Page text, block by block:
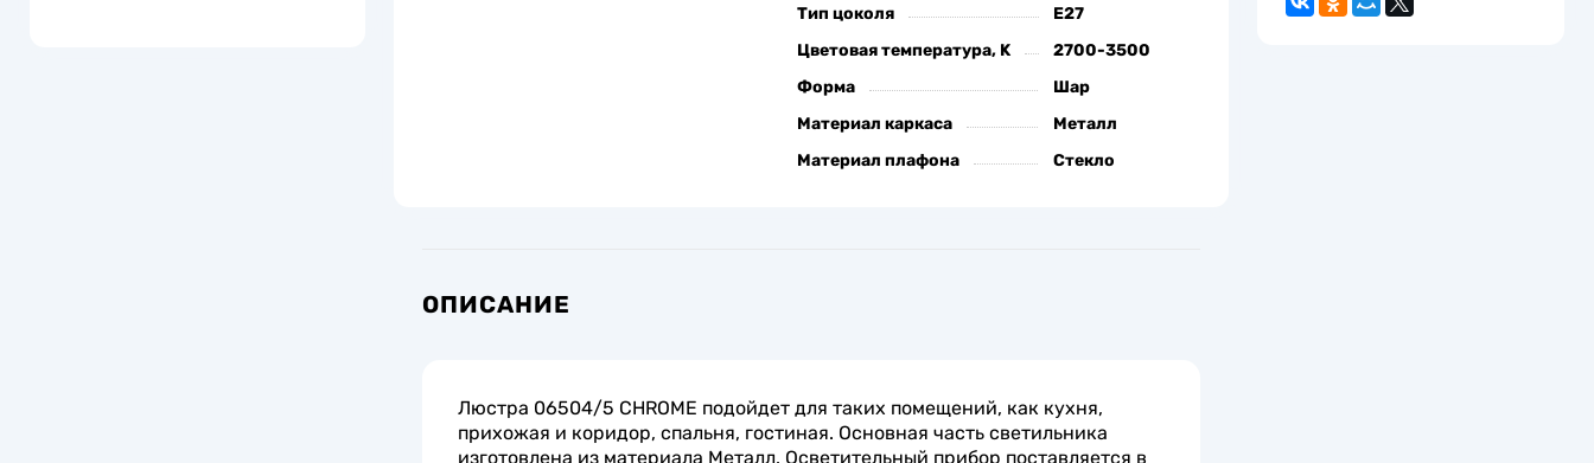
Тип цоколя
Е27
Цветовая температура, K
2700-3500
Форма
Шар
Материал каркаса
Металл
Материал плафона
Стекло
ОПИСАНИЕ
Люстра 06504/5 CHROME подойдет для таких помещений, как кухня,
прихожая и коридор, спальня, гостиная. Основная часть светильника
изготовлена из материала Металл. Осветительный прибор поставляется в